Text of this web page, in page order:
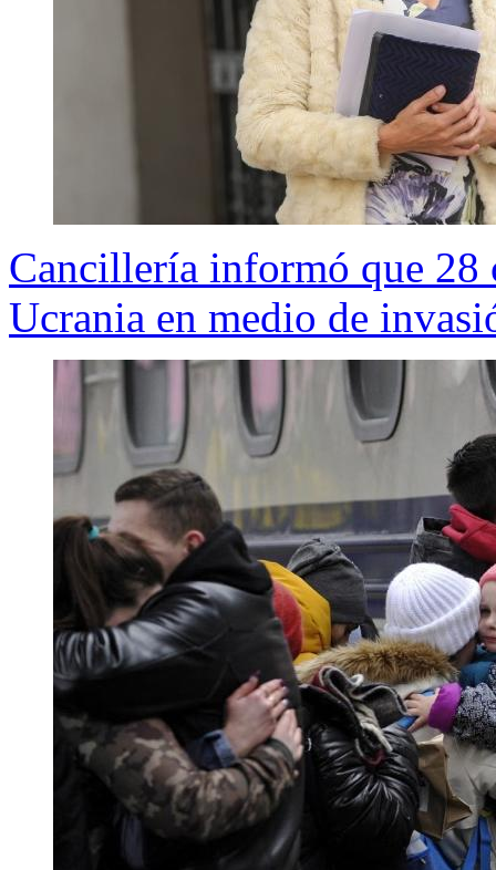
Cancillería informó que 28
Ucrania en medio de